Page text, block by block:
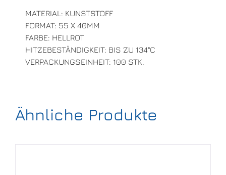
MATERIAL: KUNSTSTOFF
FORMAT: 55 X 40MM
FARBE: HELLROT
HITZEBESTÄNDIGKEIT: BIS ZU 134°C
VERPACKUNGSEINHEIT: 100 STK.
Ähnliche Produkte